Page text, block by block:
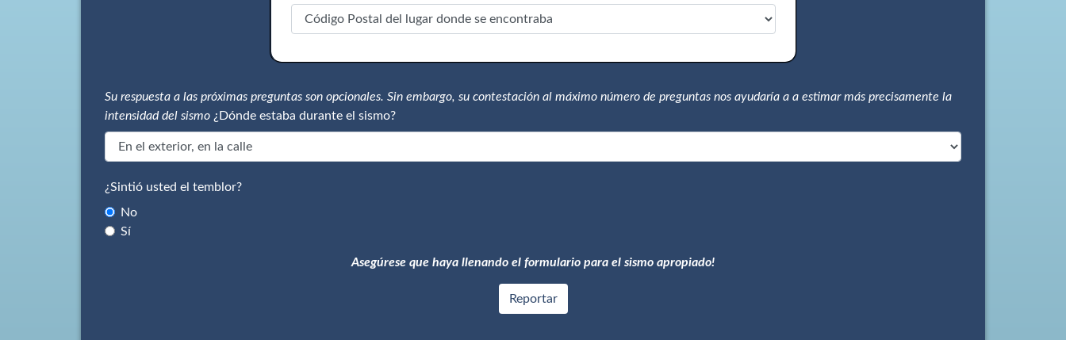
Su respuesta a las próximas preguntas son opcionales. Sin embargo, su contestación al máximo número de preguntas nos ayudaría a a estimar más precisamente la
intensidad del sismo ¿Dónde estaba durante el sismo?
¿Sintió usted el temblor?
No
Sí
Asegúrese que haya llenando el formulario para el sismo apropiado!